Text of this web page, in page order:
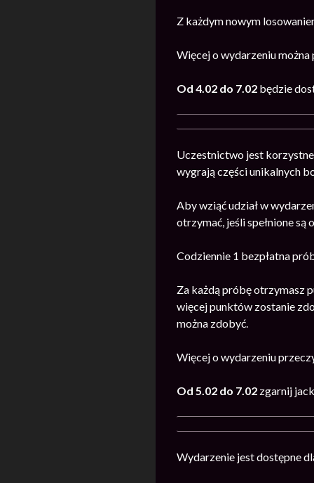
Z każdym nowym
Więcej o wydarzeniu
Od 4.02 do 7.02 będzie
Uczestnictwo jest
wygrają części unikalnych
Aby wziąć udział w
otrzymać, jeśli spełnione są
Codziennie 1 bezpłatna
Za każdą próbę otrzymasz
więcej punktów zostanie
można zdobyć.
Więcej o wydarzeniu
Od 5.02 do 7.02 zgarnij
Wydarzenie jest dostępne